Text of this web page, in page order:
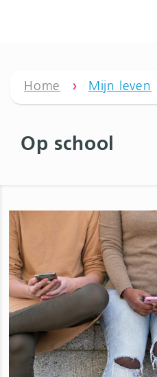
Home › Mijn leven
Op school